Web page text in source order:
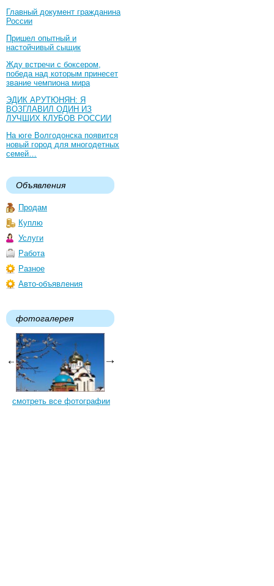
Главный документ гражданина
России
Пришел опытный и
настойчивый сыщик
Жду встречи с боксером,
победа над которым принесет
звание чемпиона мира
ЭДИК АРУТЮНЯН: Я
ВОЗГЛАВИЛ ОДИН ИЗ
ЛУЧШИХ КЛУБОВ РОССИИ
На юге Волгодонска появится
новый город для многодетных
семей…
Объявления
Продам
Куплю
Услуги
Работа
Разное
Авто-объявления
фотогалерея
смотреть все фотографии